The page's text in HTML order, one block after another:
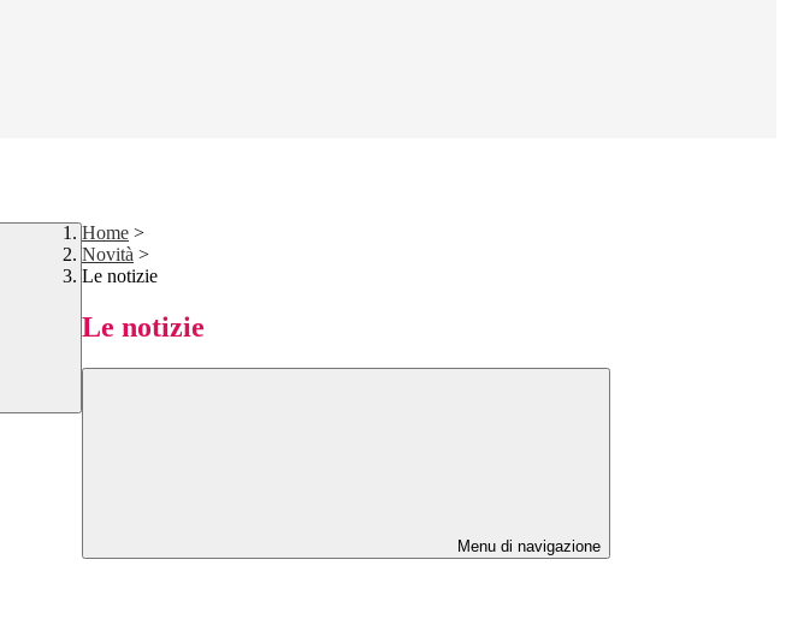
Home >
Novità >
Le notizie
Le notizie
Menu di navigazione